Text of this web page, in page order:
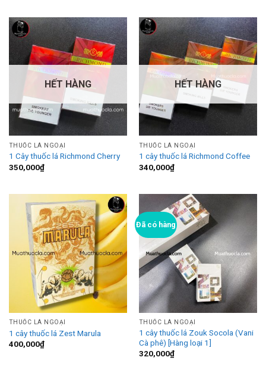
HẾT HÀNG
THUỐC LÁ NGOẠI
1 Cây thuốc lá Richmond Cherry
350,000₫
HẾT HÀNG
THUỐC LÁ NGOẠI
1 cây thuốc lá Richmond Coffee
340,000₫
THUỐC LÁ NGOẠI
1 cây thuốc lá Zest Marula
400,000₫
Đã có hàng
THUỐC LÁ NGOẠI
1 cây thuốc lá Zouk Socola (Vani
Cà phê) [Hàng loại 1]
320,000₫